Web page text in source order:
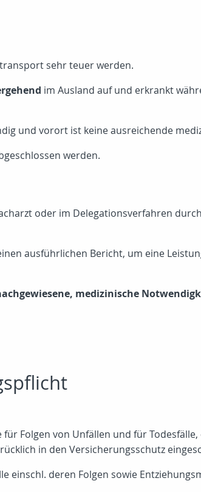
sehr teuer werden.
im Ausland auf und erkrankt
und vorort ist keine ausreichende
werden.
oder im Delegationsverfahren
ausführlichen Bericht, um eine
medizinische
Folgen von Unfällen und für
in den Versicherungsschutz
einschl. deren Folgen sowie